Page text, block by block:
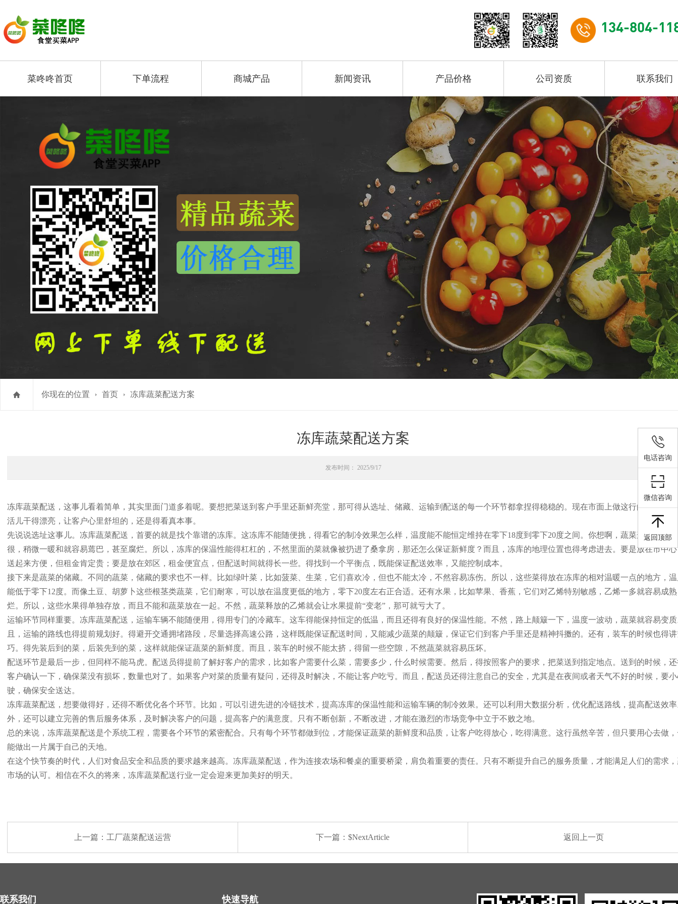
134-804-
菜咚咚首页 下单流程 商城产品 新闻资讯 产品价格 公司资质 联系我们
你现在的位置 首页 冻库蔬菜配送方案
冻库蔬菜配送方案
发布时间： 2025/9/17
冻库蔬菜配送，这事儿看着简单，其实里面门道多着呢。要想把菜送到客户手里还新鲜亮堂，那可得从选址、储藏、运输到配送的每一个环节都拿捏得稳稳的。现在市面上做这行的不少，
活儿干得漂亮，让客户心里舒坦的，还是得看真本事。
先说说选址这事儿。冻库蔬菜配送，首要的就是找个靠谱的冻库。这冻库不能随便挑，得看它的制冷效果怎么样，温度能不能恒定维持在零下18度到零下20度之间。你想啊，蔬菜这东西娇
很，稍微一暖和就容易蔫巴，甚至腐烂。所以，冻库的保温性能得杠杠的，不然里面的菜就像被扔进了桑拿房，那还怎么保证新鲜度？而且，冻库的地理位置也得考虑进去。要是放在市中
送起来方便，但租金肯定贵；要是放在郊区，租金便宜点，但配送时间就得长一些。得找到一个平衡点，既能保证配送效率，又能控制成本。
接下来是蔬菜的储藏。不同的蔬菜，储藏的要求也不一样。比如绿叶菜，比如菠菜、生菜，它们喜欢冷，但也不能太冷，不然容易冻伤。所以，这些菜得放在冻库的相对温暖一点的地方，
能低于零下12度。而像土豆、胡萝卜这些根茎类蔬菜，它们耐寒，可以放在温度更低的地方，零下20度左右正合适。还有水果，比如苹果、香蕉，它们对乙烯特别敏感，乙烯一多就容易成
烂。所以，这些水果得单独存放，而且不能和蔬菜放在一起。不然，蔬菜释放的乙烯就会让水果提前“变老”，那可就亏大了。
运输环节同样重要。冻库蔬菜配送，运输车辆不能随便用，得用专门的冷藏车。这车得能保持恒定的低温，而且还得有良好的保温性能。不然，路上颠簸一下，温度一波动，蔬菜就容易变
且，运输的路线也得提前规划好。得避开交通拥堵路段，尽量选择高速公路，这样既能保证配送时间，又能减少蔬菜的颠簸，保证它们到客户手里还是精神抖擞的。还有，装车的时候也得
巧。得先装后到的菜，后装先到的菜，这样就能保证蔬菜的新鲜度。而且，装车的时候不能太挤，得留一些空隙，不然蔬菜就容易压坏。
配送环节是最后一步，但同样不能马虎。配送员得提前了解好客户的需求，比如客户需要什么菜，需要多少，什么时候需要。然后，得按照客户的要求，把菜送到指定地点。送到的时候，
客户确认一下，确保菜没有损坏，数量也对了。如果客户对菜的质量有疑问，还得及时解决，不能让客户吃亏。而且，配送员还得注意自己的安全，尤其是在夜间或者天气不好的时候，要
驶，确保安全送达。
冻库蔬菜配送，想要做得好，还得不断优化各个环节。比如，可以引进先进的冷链技术，提高冻库的保温性能和运输车辆的制冷效果。还可以利用大数据分析，优化配送路线，提高配送效
外，还可以建立完善的售后服务体系，及时解决客户的问题，提高客户的满意度。只有不断创新，不断改进，才能在激烈的市场竞争中立于不败之地。
总的来说，冻库蔬菜配送是个系统工程，需要各个环节的紧密配合。只有每个环节都做到位，才能保证蔬菜的新鲜度和品质，让客户吃得放心，吃得满意。这行虽然辛苦，但只要用心去做
能做出一片属于自己的天地。
在这个快节奏的时代，人们对食品安全和品质的要求越来越高。冻库蔬菜配送，作为连接农场和餐桌的重要桥梁，肩负着重要的责任。只有不断提升自己的服务质量，才能满足人们的需求
市场的认可。相信在不久的将来，冻库蔬菜配送行业一定会迎来更加美好的明天。
上一篇： 工厂蔬菜配送运营 下一篇：$NextArticle 返回上一页
联系我们 快速导航
电话咨询
微信咨询
返回顶部